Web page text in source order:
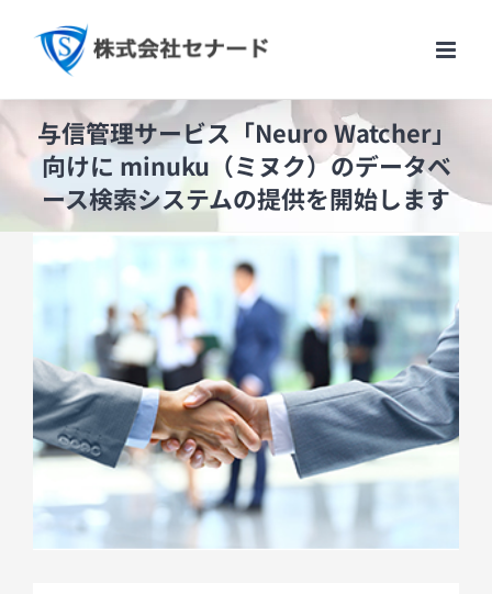
content
与信管理サービス「Neuro Watcher」
向けに minuku（ミヌク）のデータベ
ース検索システムの提供を開始します